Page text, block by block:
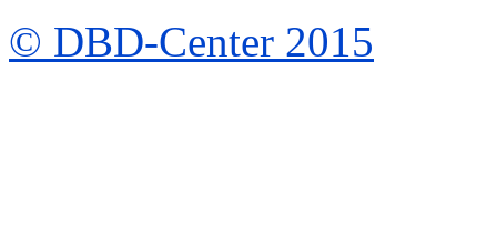
© DBD-Center 2015